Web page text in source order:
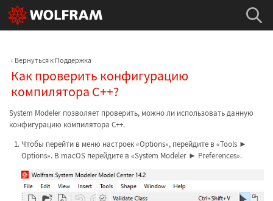
Вернуться к Поддержка
Как проверить конфигурацию
компилятора C++?
System Modeler позволяет проверить, можно ли использовать данную
конфигурацию компилятора C++.
Чтобы перейти в меню настроек «Options», перейдите в «Tools ►
Options». В macOS перейдите в «System Modeler ► Preferences».